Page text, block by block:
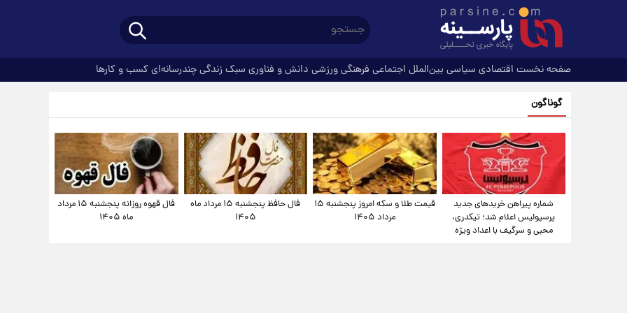
صفحه نخست اقتصادی سیاسی بین‌الملل اجتماعی فرهنگیورزشی دانش و فناوری سبک زندگیچندرسانه‌ای کسب و کارها
گوناگون
شماره پیراهن خریدهای جدید
پرسپولیس اعلام شد؛ تیکدری،
محبی و سرگیف با اعداد ویژه
قیمت طلا و سکه امروز پنجشنبه ۱۵
مرداد ۱۴۰۵
فال حافظ پنجشنبه ۱۵ مرداد ماه
۱۴۰۵
فال قهوه روزانه پنجشنبه ۱۵ مرداد
ماه ۱۴۰۵